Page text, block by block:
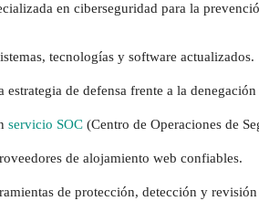
en ciberseguridad para la
tecnologías y software actualizados.
estrategia de defensa frente a la
servicio SOC (Centro de Operaciones de
de alojamiento web confiables.
de protección, detección y revisión